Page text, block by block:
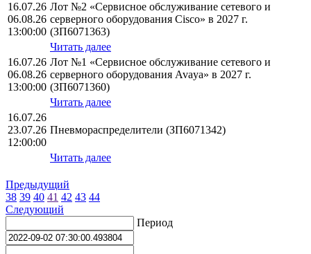
16.07.26
06.08.26
13:00:00
Лот №2 «Сервисное обслуживание сетевого и
серверного оборудования Cisco» в 2027 г.
(ЗП6071363)
Читать далее
16.07.26
06.08.26
13:00:00
Лот №1 «Сервисное обслуживание сетевого и
серверного оборудования Avaya» в 2027 г.
(ЗП6071360)
Читать далее
16.07.26
23.07.26
12:00:00
Пневмораспределители (ЗП6071342)
Читать далее
Предыдущий
38 39 40 41 42 43 44
Следующий
Период